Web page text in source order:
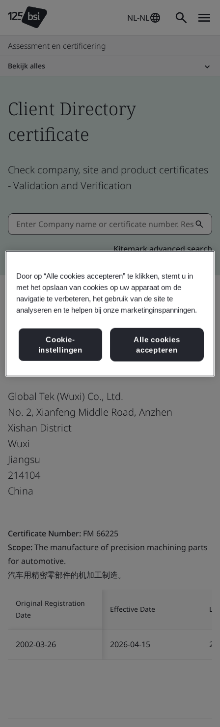
NL-NL
Assessment en certificering
Bekijk alles
Client Directory
certificate
Check company, site and product certificates
- Validation and Verification
Kitemark advanced search
Delen:
ISO 9001:2015
Global Tek (Wuxi) Co., Ltd.
No. 2, Xianfeng Middle Road, Anzhen
Xishan District
Wuxi
Jiangsu
214104
China
Certificate Number: FM 66225
Scope:The manufacture of precision machining parts
for automotive.
汽车用精密零部件的机加工制造。
Original Registration
Date
Effective Date
2002-03-26 2026-04-15
Door op “Alle cookies accepteren” te klikken, stemt u in
met het opslaan van cookies op uw apparaat om de
navigatie te verbeteren, het gebruik van de site te
analyseren en te helpen bij onze marketinginspanningen.
Cookie-
instellingen
Alle cookies
accepteren